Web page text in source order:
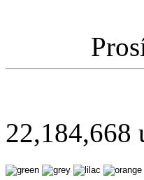
22,184,668